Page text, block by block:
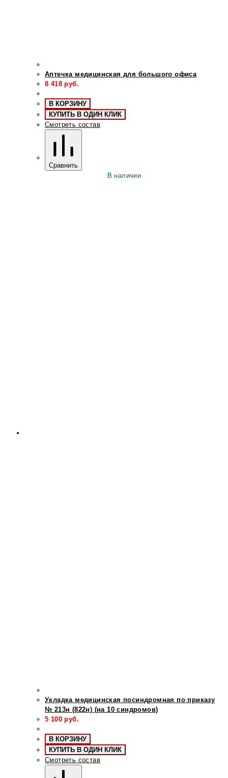
Аптечка медицинская для большого офиса
8 418 руб.
В КОРЗИНУ
КУПИТЬ В ОДИН КЛИК
Смотреть состав
Сравнить
В наличии
Укладка медицинская посиндромная по приказу
№ 213н (822н) (на 10 синдромов)
5 100 руб.
В КОРЗИНУ
КУПИТЬ В ОДИН КЛИК
Смотреть состав